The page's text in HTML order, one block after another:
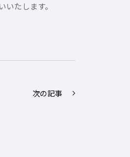
たします。
次の記事